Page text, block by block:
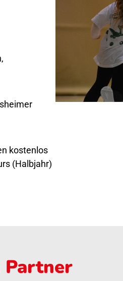
kostenlos
(Halbjahr)
Partner